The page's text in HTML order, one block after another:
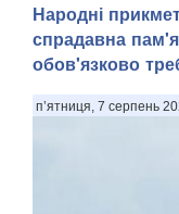
Народні
спрадавна
обов'язково
п’ятниця, 7 серпень